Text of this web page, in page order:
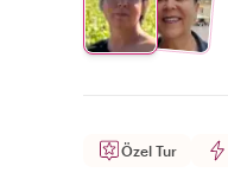
Özel Tur